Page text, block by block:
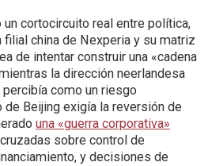
un cortocircuito real entre política,
china de Nexperia y su matriz
de intentar construir una «cadena
la dirección neerlandesa
como un riesgo
Beijing exigía la reversión de
una «guerra corporativa»
sobre control de
y decisiones de